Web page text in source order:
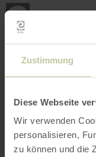
Zustimmung
Diese Webseite
Wir verwenden
personalisieren,
zu können und die